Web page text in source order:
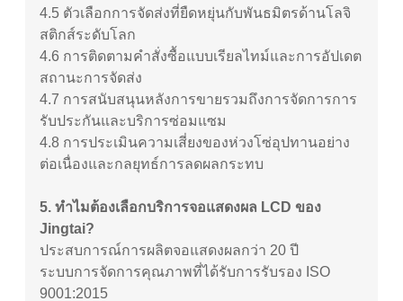
4.5 ตัวเลือกการจัดส่งที่ยืดหยุ่นกับพันธมิตรด้านโลจิ
สติกส์ระดับโลก
4.6 การติดตามคำสั่งซื้อแบบเรียลไทม์และการอัปเดต
สถานะการจัดส่ง
4.7 การสนับสนุนหลังการขายรวมถึงการจัดการการ
รับประกันและบริการซ่อมแซม
4.8 การประเมินความเสี่ยงของห่วงโซ่อุปทานอย่าง
ต่อเนื่องและกลยุทธ์การลดผลกระทบ
5. ทำไมต้องเลือกบริการจอแสดงผล LCD ของ
Jingtai?
ประสบการณ์การผลิตจอแสดงผลกว่า 20 ปี
ระบบการจัดการคุณภาพที่ได้รับการรับรอง ISO
9001:2015